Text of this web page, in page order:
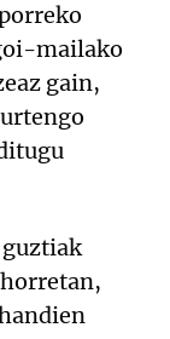
mailako
gain,